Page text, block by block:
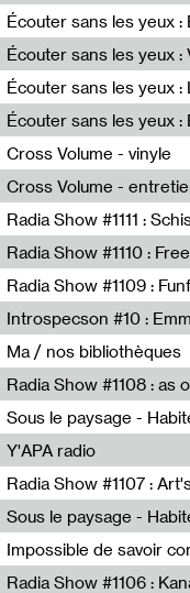
Écouter sans les yeux :
Bettina Samson
Écouter sans les yeux :
Valentine Branca
Liza Maignan,Elodie
Esther Meunier Corfdyr
Cross Volume - vinyle
Cross Volume -
Resonance
Radio WORM
Jet FM
Introspecson #10 :
Pierre Henry,Emmanuel
Ma / nos bibliothèques
Radio Zero
Nastassja Martin
Y'APA radio
Pierrick Mouton
Radio Helsinki
Nastassja Martin
Mélanie Blaison,Mateo
Radia Show #1106 :